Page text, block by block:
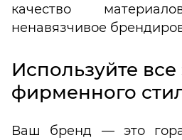
качество
ненавязчивое
Используйте
фирменного
Ваш бренд — это